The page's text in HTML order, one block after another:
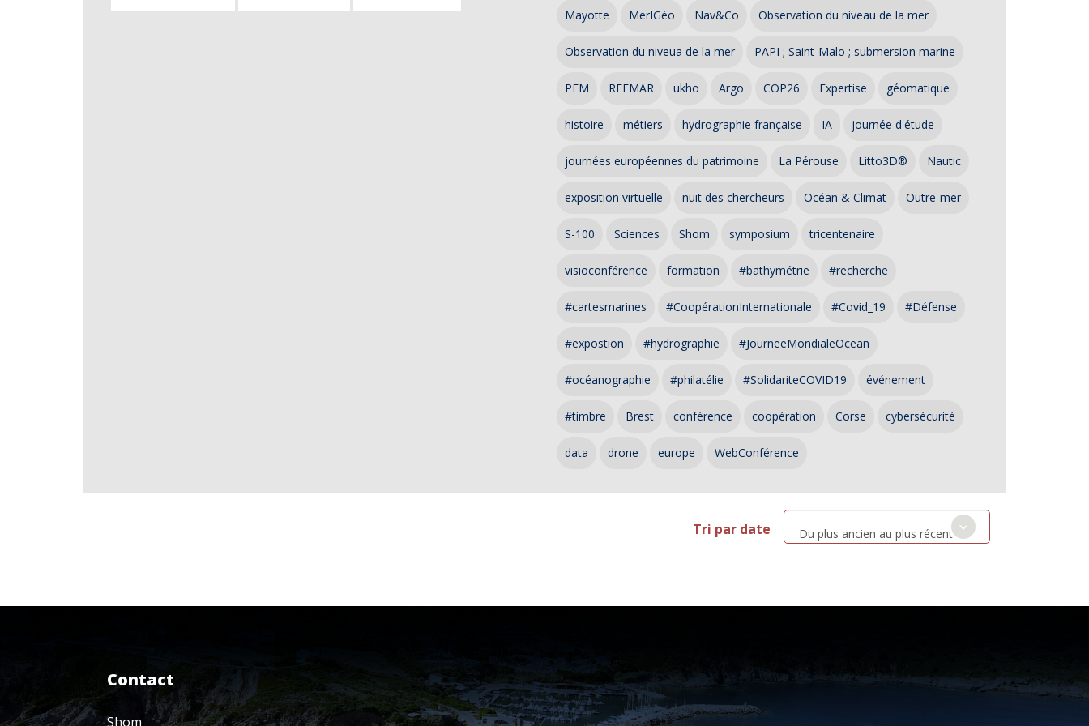
Mayotte MerIGéo Nav&Co Observation du niveau de la mer
Observation du niveua de la mer PAPI ; Saint-Malo ; submersion marine
PEM REFMAR ukho Argo COP26 Expertise géomatique
histoire métiers hydrographie française IA journée d'étude
journées européennes du patrimoine La Pérouse Litto3D® Nautic
exposition virtuelle nuit des chercheurs Océan & Climat Outre-mer
S-100 Sciences Shom symposium tricentenaire
visioconférence formation #bathymétrie #recherche
#cartesmarines #CoopérationInternationale #Covid_19 #Défense
#expostion #hydrographie #JourneeMondialeOcean
#océanographie #philatélie #SolidariteCOVID19 événement
#timbre Brest conférence coopération Corse cybersécurité
data drone europe WebConférence
Tri par date Du plus ancien au plus récent
Contact
Shom